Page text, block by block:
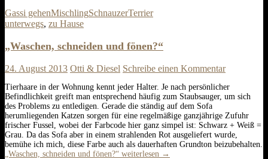
Gassi gehenMischlingSchnauzerTerrier
unterwegs, zu Hause
„Waschen, schneiden und fönen?“
24. August 2013 Otti & Diesel Schreibe einen Kommentar
Tierhaare in der Wohnung kennt jeder Halter. Je nach persönlicher
Befindlichkeit greift man entsprechend häufig zum Staubsauger, um sich
des Problems zu entledigen. Gerade die ständig auf dem Sofa
herumliegenden Katzen sorgen für eine regelmäßige ganzjährige Zufuhr
frischer Fussel, wobei der Farbcode hier ganz simpel ist: Schwarz + Weiß =
Grau. Da das Sofa aber in einem strahlenden Rot ausgeliefert wurde,
bemühe ich mich, diese Farbe auch als dauerhaften Grundton beizubehalten.
„Waschen, schneiden und fönen?“ weiterlesen →